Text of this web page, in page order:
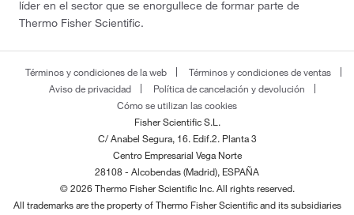
líder en el sector que se enorgullece de formar parte de
Thermo Fisher Scientific.
Términos y condiciones de la web
Términos y condiciones de ventas
Aviso de privacidad
Política de cancelación y devolución
Cómo se utilizan las cookies
Fisher Scientific S.L.
C/ Anabel Segura, 16. Edif.2. Planta 3
Centro Empresarial Vega Norte
28108 - Alcobendas (Madrid), ESPAÑA
© 2026 Thermo Fisher Scientific Inc. All rights reserved.
All trademarks are the property of Thermo Fisher Scientific and its subsidiaries